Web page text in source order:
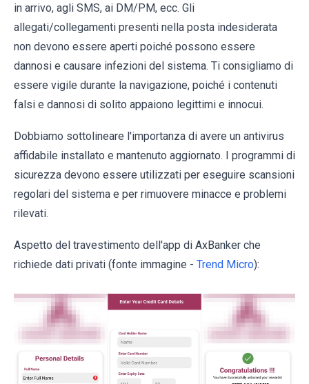
in arrivo, agli SMS, ai DM/PM, ecc. Gli
allegati/collegamenti presenti nella posta indesiderata
non devono essere aperti poiché possono essere
dannosi e causare infezioni del sistema. Ti consigliamo di
essere vigile durante la navigazione, poiché i contenuti
falsi e dannosi di solito appaiono legittimi e innocui.
Dobbiamo sottolineare l'importanza di avere un antivirus
affidabile installato e mantenuto aggiornato. I programmi di
sicurezza devono essere utilizzati per eseguire scansioni
regolari del sistema e per rimuovere minacce e problemi
rilevati.
Aspetto del travestimento dell'app di AxBanker che
richiede dati privati ​​(fonte immagine - Trend Micro):